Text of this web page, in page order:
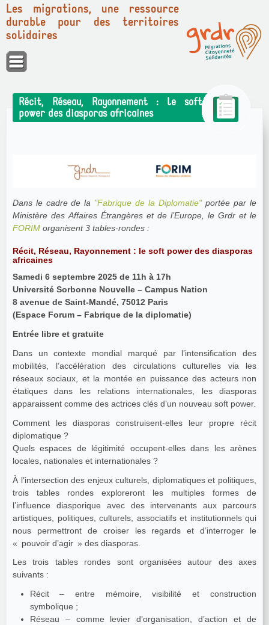
Panneau de gestion des cookies
Les migrations, une ressource
durable pour des territoires
solidaires
Récit, Réseau, Rayonnement : le soft
power des diasporas africaines
Dans le cadre de la "Fabrique de la Diplomatie"portée par le
Ministère des Affaires Étrangères et de l’Europe, le Grdr et le
FORIM organisent 3 tables-rondes :
Récit, Réseau, Rayonnement : le soft power des diasporas
africaines
Samedi 6 septembre 2025 de 11h à 17h
Université Sorbonne Nouvelle – Campus Nation
8 avenue de Saint-Mandé, 75012 Paris
(Espace Forum – Fabrique de la diplomatie)
Entrée libre et gratuite
Dans un contexte mondial marqué par l’intensification des
mobilités, l’accélération des circulations culturelles via les
réseaux sociaux, et la montée en puissance des acteurs non
étatiques dans les relations internationales, les diasporas
apparaissent comme des actrices clés d’un nouveau soft power.
Comment les diasporas construisent-elles leur propre récit
diplomatique ?
Quels espaces de légitimité occupent-elles dans les arènes
locales, nationales et internationales ?
À l’intersection des enjeux culturels, diplomatiques et politiques,
trois tables rondes exploreront les multiples formes de
l’influence diasporique avec des intervenants aux parcours
artistiques, politiques, culturels, associatifs et institutionnels qui
nous permettront de croiser les regards et d’interroger le
« pouvoir d’agir » des diasporas.
Les trois tables rondes sont organisées autour des axes
suivants :
Récit – entre mémoire, visibilité et construction
symbolique ;
Réseau – comme levier d’organisation, d’action et de